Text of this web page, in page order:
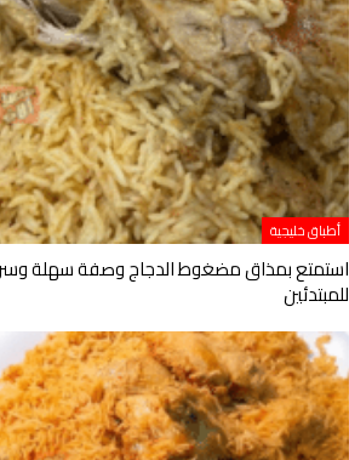
أطباق خليجية
استمتع بمذاق مضغوط الدجاج وصفة سهلة
للمبتدئين